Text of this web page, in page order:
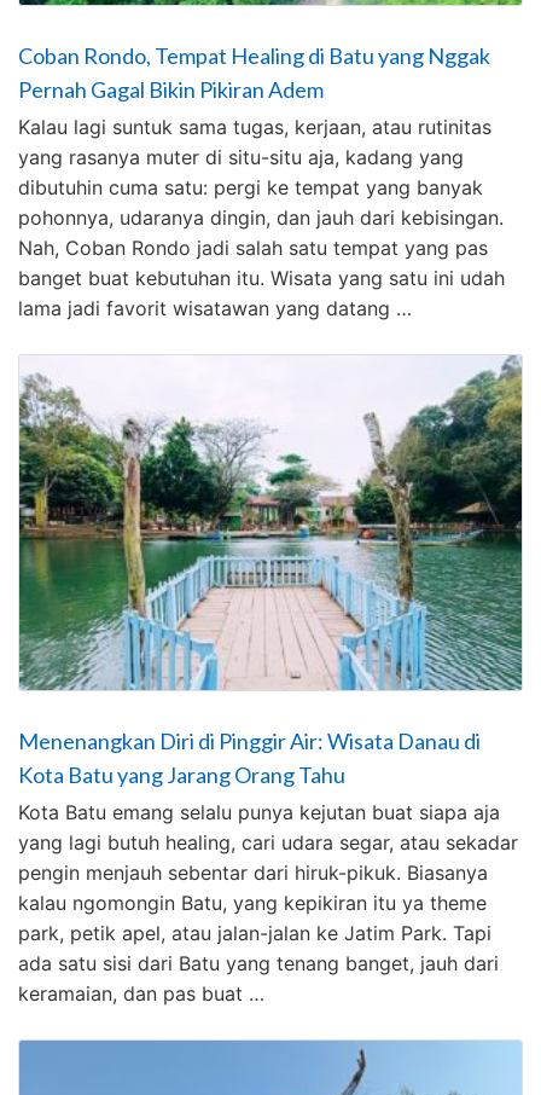
Coban Rondo, Tempat Healing di Batu yang Nggak
Pernah Gagal Bikin Pikiran Adem
Kalau lagi suntuk sama tugas, kerjaan, atau rutinitas
yang rasanya muter di situ-situ aja, kadang yang
dibutuhin cuma satu: pergi ke tempat yang banyak
pohonnya, udaranya dingin, dan jauh dari kebisingan.
Nah, Coban Rondo jadi salah satu tempat yang pas
banget buat kebutuhan itu. Wisata yang satu ini udah
lama jadi favorit wisatawan yang datang …
Menenangkan Diri di Pinggir Air: Wisata Danau di
Kota Batu yang Jarang Orang Tahu
Kota Batu emang selalu punya kejutan buat siapa aja
yang lagi butuh healing, cari udara segar, atau sekadar
pengin menjauh sebentar dari hiruk-pikuk. Biasanya
kalau ngomongin Batu, yang kepikiran itu ya theme
park, petik apel, atau jalan-jalan ke Jatim Park. Tapi
ada satu sisi dari Batu yang tenang banget, jauh dari
keramaian, dan pas buat …